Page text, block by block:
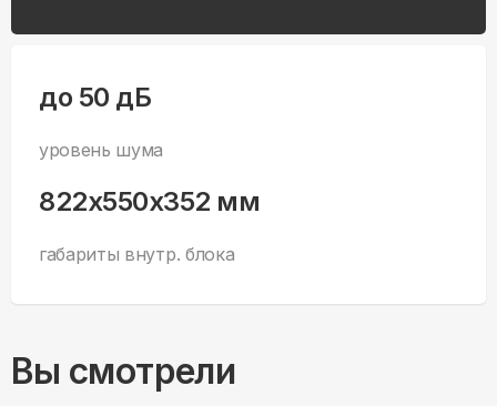
до 50 дБ
уровень шума
822x550x352 мм
габариты внутр. блока
Вы смотрели